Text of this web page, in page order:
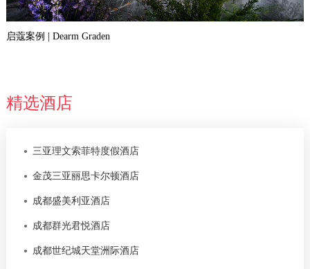
启蔻案例 | Dearm Graden
精选酒店
三亚理文索菲特度假酒店
金茂三亚丽思卡尔顿酒店
成都盛美利亚酒店
成都群光君悦酒店
成都世纪城天堂洲际酒店